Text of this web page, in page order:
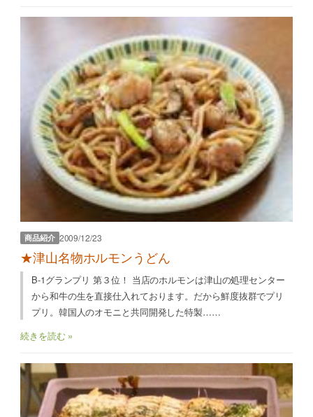
商品紹介 2009/12/23
★津山名物ホルモンうどん
B-1グランプリ 第３位！ 当店のホルモンは津山の処理センター
から和牛の生を直接仕入れております。だから鮮度抜群でプリ
プリ。韓国人のオモニと共同開発した特製……
続きを読む »